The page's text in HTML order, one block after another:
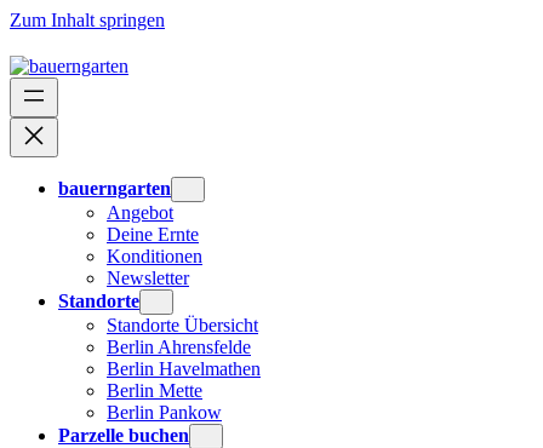
Zum Inhalt springen
bauerngarten
Angebot
Deine Ernte
Konditionen
Newsletter
Standorte
Standorte Übersicht
Berlin Ahrensfelde
Berlin Havelmathen
Berlin Mette
Berlin Pankow
Parzelle buchen